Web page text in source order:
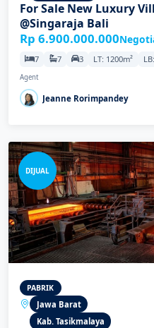
For Sale New Luxury
@Singaraja Bali
Rp 6.900.000.000
7 7 3 LT: 1200m²
Agent
Jeanne Rorimpandey
DIJUAL
PABRIK
Jawa Barat
Kab. Tasikmalaya